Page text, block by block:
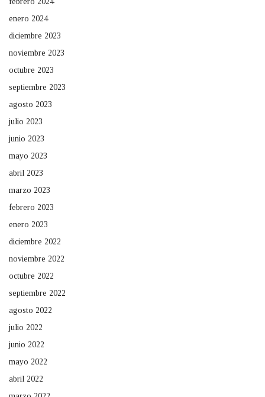
enero 2024
diciembre 2023
noviembre 2023
octubre 2023
septiembre 2023
agosto 2023
julio 2023
junio 2023
mayo 2023
abril 2023
marzo 2023
febrero 2023
enero 2023
diciembre 2022
noviembre 2022
octubre 2022
septiembre 2022
agosto 2022
julio 2022
junio 2022
mayo 2022
abril 2022